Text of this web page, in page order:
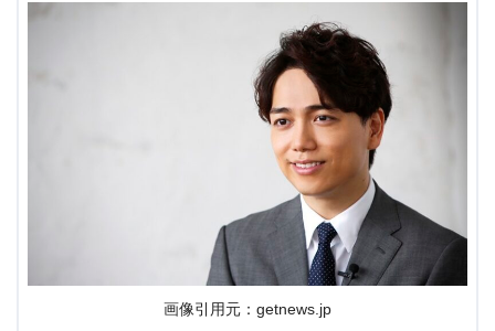
画像引用元：getnews.jp